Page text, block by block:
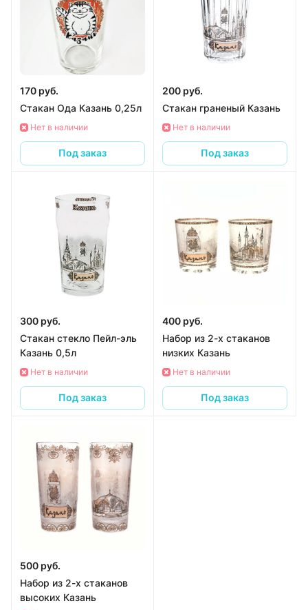
170 руб.
Стакан Ода Казань 0,25л
Нет в наличии
Под заказ
200 руб.
Стакан граненый Казань
Нет в наличии
Под заказ
300 руб.
Стакан стекло Пейл-эль
Казань 0,5л
Нет в наличии
Под заказ
400 руб.
Набор из 2-х стаканов
низких Казань
Нет в наличии
Под заказ
500 руб.
Набор из 2-х стаканов
высоких Казань